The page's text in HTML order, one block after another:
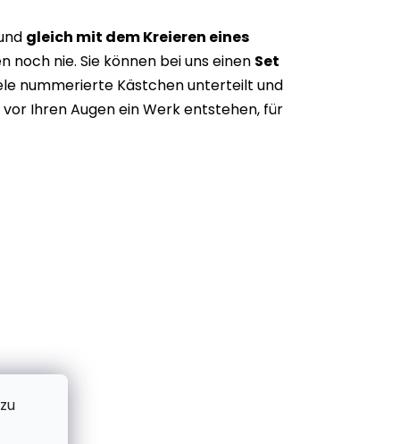
gleich mit dem Kreieren eines
noch nie. Sie können bei uns einen Set
nummerierte Kästchen unterteilt und
Ihren Augen ein Werk entstehen, für